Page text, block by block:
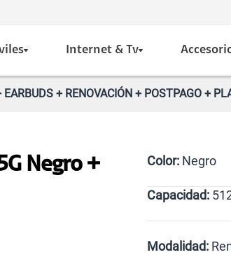
Internet & Tv
+ RENOVACIÓN + POSTPAGO +
Negro +
Color: Negro
Negro
Capacidad:
Modalidad: